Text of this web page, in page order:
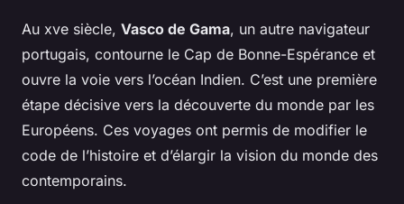
Au xve siècle, Vasco de Gama, un autre navigateur
portugais, contourne le Cap de Bonne-Espérance et
ouvre la voie vers l’océan Indien. C’est une première
étape décisive vers la découverte du monde par les
Européens. Ces voyages ont permis de modifier le
code de l’histoire et d’élargir la vision du monde des
contemporains.